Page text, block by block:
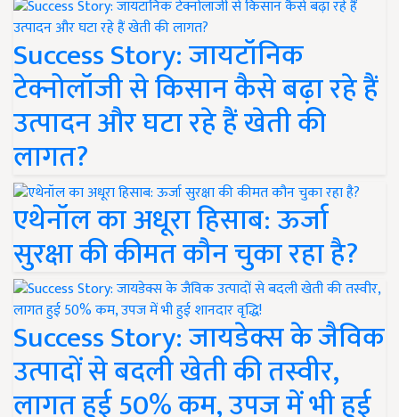
Success Story: जायटॉनिक
टेक्नोलॉजी से किसान कैसे बढ़ा रहे हैं
उत्पादन और घटा रहे हैं खेती की
लागत?
एथेनॉल का अधूरा हिसाब: ऊर्जा
सुरक्षा की कीमत कौन चुका रहा है?
Success Story: जायडेक्स के जैविक
उत्पादों से बदली खेती की तस्वीर,
लागत हुई 50% कम, उपज में भी हुई